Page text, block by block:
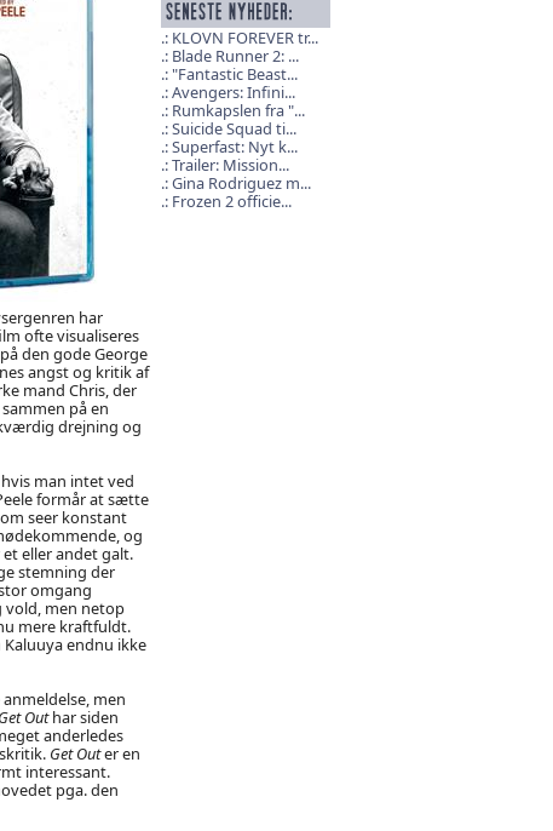
har
ofte visualiseres
den gode George
angst og kritik af
mand Chris, der
på en
drejning og
man intet ved
formår at sætte
seer konstant
og
eller andet galt.
stemning der
omgang
vold, men netop
mere kraftfuldt.
endnu ikke
men
Get Outhar siden
anderledes
Get Outer en
interessant.
pga. den
KLOVN FOREVER tr...
Blade Runner 2: ...
"Fantastic Beast...
Avengers: Infini...
Rumkapslen fra "...
Suicide Squad ti...
Superfast: Nyt k...
Trailer: Mission...
Gina Rodriguez m...
Frozen 2 officie...